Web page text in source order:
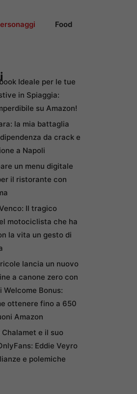
Food
Ideale per le tue
in Spiaggia:
su Amazon!
la mia battaglia
da crack e
a Napoli
un menu digitale
il ristorante con
Il tragico
motociclista che ha
la vita un gesto di
lancia un nuovo
a canone zero con
Welcome Bonus:
ottenere fino a 650
Amazon
e il suo
Eddie Veyro
e polemiche